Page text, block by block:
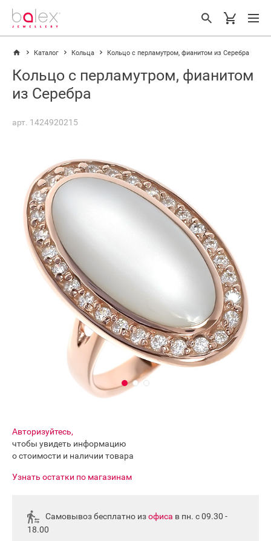
Каталог Кольца Кольцо с перламутром, фианитом из Серебра
Кольцо с перламутром, фианитом
из Серебра
арт. 1424920215
Авторизуйтесь,
чтобы увидеть информацию
о стоимости и наличии товара
Узнать остатки по магазинам
Самовывоз бесплатно изофиса в пн. с 09.30 -
18.00